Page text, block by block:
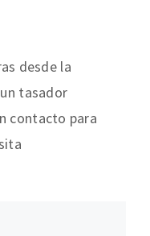
desde la
tasador
contacto para